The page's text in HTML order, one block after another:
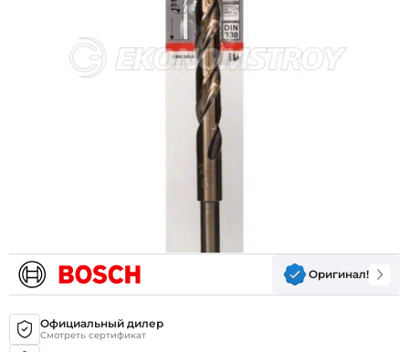
Оригинал!
Официальный дилер
Смотреть сертификат